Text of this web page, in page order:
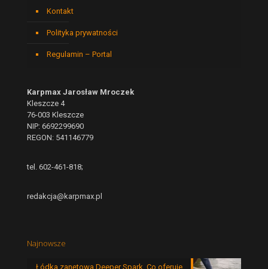
Kontakt
Polityka prywatności
Regulamin – Portal
Karpmax Jarosław Mroczek
Kleszcze 4
76-003 Kleszcze
NIP: 6692299690
REGON: 541146779
tel. 602-461-818;
redakcja@karpmax.pl
Najnowsze
Łódka zanętowa Deeper Spark. Co oferuje